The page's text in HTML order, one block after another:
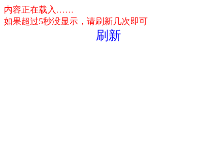
内容正在载入……
如果超过5秒没显示，请刷新几次即可
刷新